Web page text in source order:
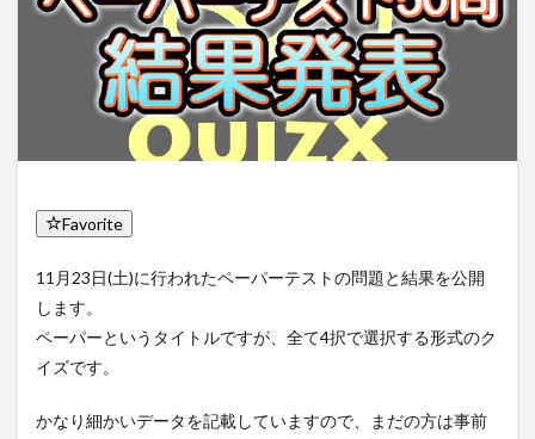
Favorite
11月23日(土)に行われたペーパーテストの問題と結果を公開
します。
ペーパーというタイトルですが、全て4択で選択する形式のク
イズです。
かなり細かいデータを記載していますので、まだの方は事前